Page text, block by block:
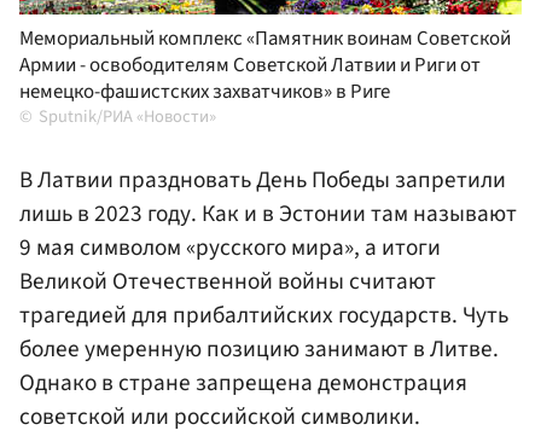
Мемориальный комплекс «Памятник воинам Советской
Армии - освободителям Советской Латвии и Риги от
немецко-фашистских захватчиков» в Риге
Sputnik/РИА «Новости»
В Латвии праздновать День Победы запретили
лишь в 2023 году. Как и в Эстонии там называют
9 мая символом «русского мира», а итоги
Великой Отечественной войны считают
трагедией для прибалтийских государств. Чуть
более умеренную позицию занимают в Литве.
Однако в стране запрещена демонстрация
советской или российской символики.